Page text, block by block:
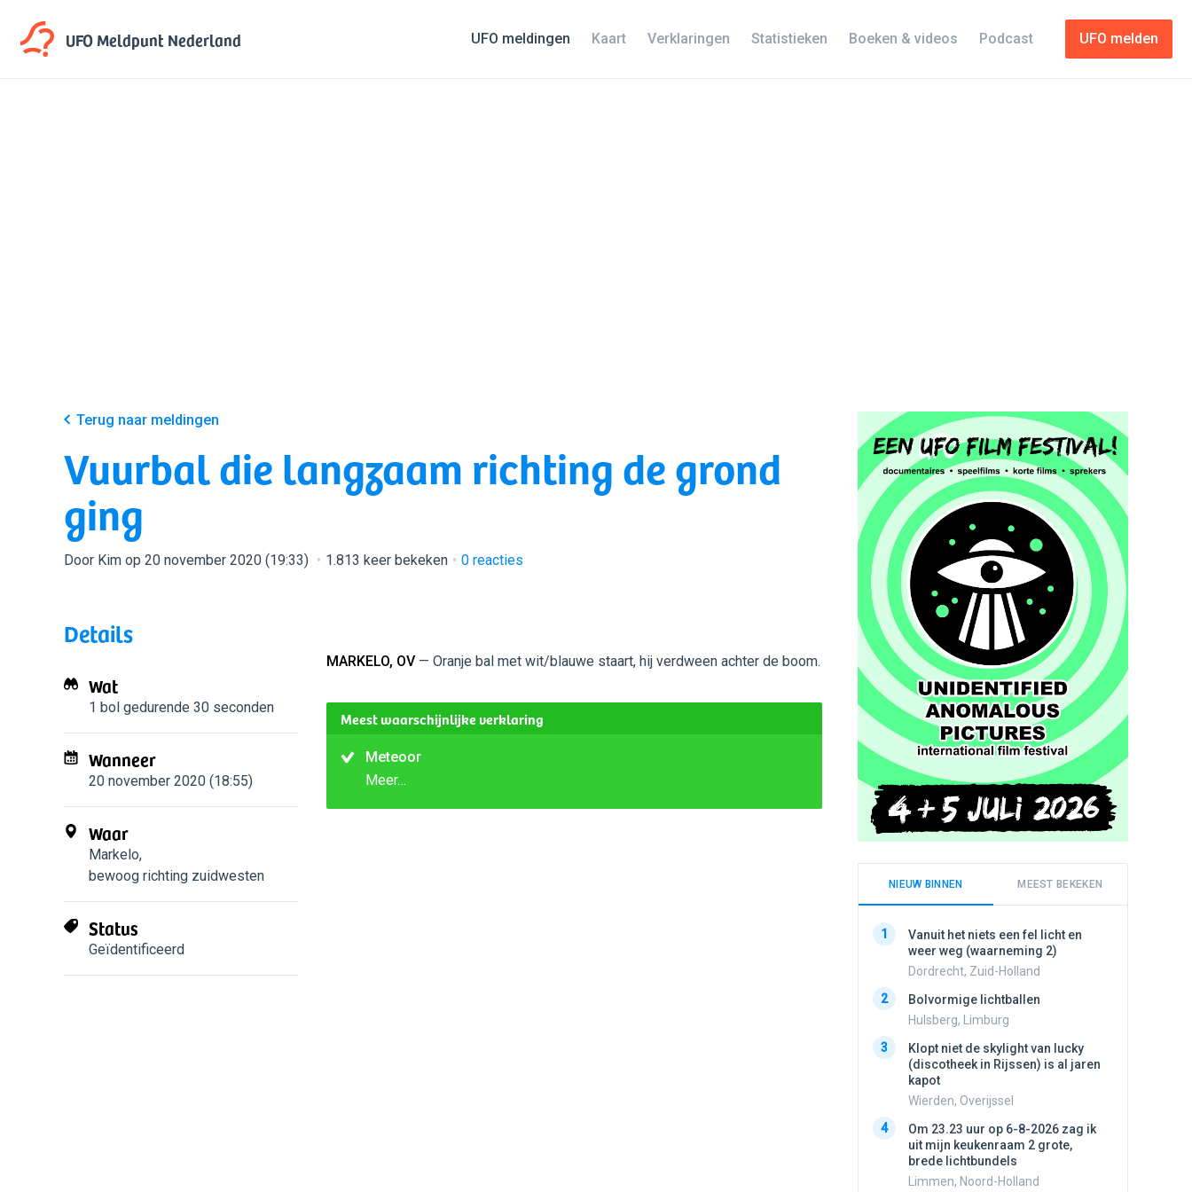
UFO MeldpuntNederland UFO melden
UFO meldingen Kaart Verklaringen Statistieken Boeken & videos Podcast
Terug naar meldingen
Vuurbal die langzaam richting de grond
ging
Door Kim op 20 november 2020 (19:33) 1.813 keer bekeken 0 reacties
Details
Wat
1 bol gedurende 30 seconden
Wanneer
20 november 2020 (18:55)
Waar
Markelo,
bewoog richting zuidwesten
Status
Geïdentificeerd
MARKELO, OV— Oranje bal met wit/blauwe staart, hij verdween achter de boom.
Meest waarschijnlijke verklaring
Meteoor
Meer…
NIEUW BINNEN MEEST BEKEKEN
1
Vanuit het niets een fel licht en
weer weg (waarneming 2)
Dordrecht, Zuid-Holland
2
Bolvormige lichtballen
Hulsberg, Limburg
3
Klopt niet de skylight van lucky
(discotheek in Rijssen) is al jaren
kapot
Wierden, Overijssel
4
Om 23.23 uur op 6-8-2026 zag ik
uit mijn keukenraam 2 grote,
brede lichtbundels
Limmen, Noord-Holland